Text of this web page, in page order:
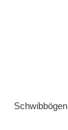
Schwibbögen